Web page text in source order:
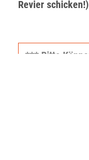
Revier schicken!)